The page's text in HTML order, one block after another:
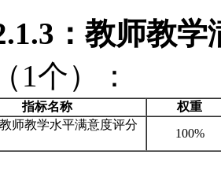
：教师教
1个）：
指标名称
权重
师教学水平满意度评分
100%